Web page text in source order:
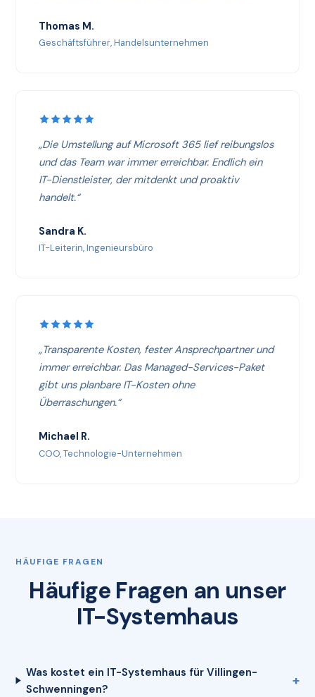
Thomas M.
Geschäftsführer, Handelsunternehmen
„Die Umstellung auf Microsoft 365 lief reibungslos
und das Team war immer erreichbar. Endlich ein
IT-Dienstleister, der mitdenkt und proaktiv
handelt.“
Sandra K.
IT-Leiterin, Ingenieursbüro
„Transparente Kosten, fester Ansprechpartner und
immer erreichbar. Das Managed-Services-Paket
gibt uns planbare IT-Kosten ohne
Überraschungen.“
Michael R.
COO, Technologie-Unternehmen
HÄUFIGE FRAGEN
Häufige Fragen an unser
IT-Systemhaus
Was kostet ein IT-Systemhaus für Villingen-
Schwenningen?